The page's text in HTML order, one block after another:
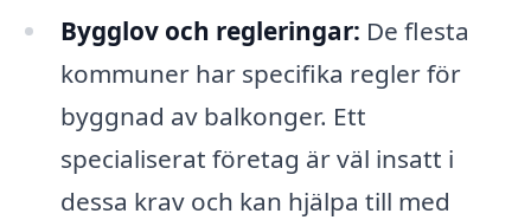
Bygglov och regleringar: De flesta
kommuner har specifika regler för
byggnad av balkonger. Ett
specialiserat företag är väl insatt i
dessa krav och kan hjälpa till med